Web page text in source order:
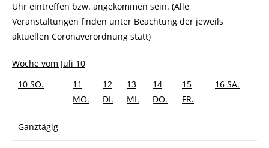
Uhr eintreffen bzw. angekommen sein. (Alle
Veranstaltungen finden unter Beachtung der jeweils
aktuellen Coronaverordnung statt)
Woche vom Juli 10
10 SO.
11
MO.
12
DI.
13
MI.
14
DO.
15
FR.
16 SA.
Ganztägig